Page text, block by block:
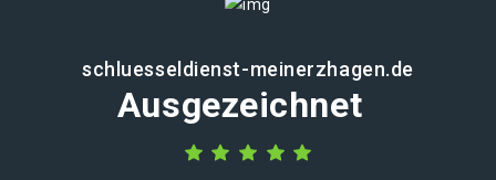
schluesseldienst-meinerzhagen.de
Ausgezeichnet